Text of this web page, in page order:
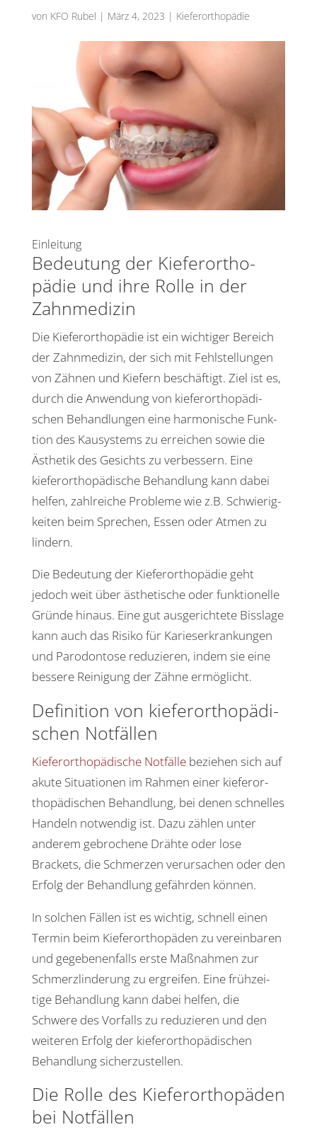
von KFO Rubel | März 4, 2023 | Kieferorthopädie
Einlei­tung
Bedeu­tung der Kiefer­or­tho­
pädie und ihre Rolle in der
Zahnmedizin
Die Kiefer­or­tho­pädie ist ein wich­tiger Bereich
der Zahn­me­dizin, der sich mit Fehl­stel­lungen
von Zähnen und Kiefern beschäf­tigt. Ziel ist es,
durch die Anwen­dung von kiefer­or­tho­pä­di­
schen Behand­lungen eine harmo­ni­sche Funk­
tion des Kausys­tems zu errei­chen sowie die
Ästhetik des Gesichts zu verbes­sern. Eine
kiefer­or­tho­pä­di­sche Behand­lung kann dabei
helfen, zahl­reiche Probleme wie z.B. Schwie­rig­
keiten beim Spre­chen, Essen oder Atmen zu
lindern.
Die Bedeu­tung der Kiefer­or­tho­pädie geht
jedoch weit über ästhe­ti­sche oder funk­tio­nelle
Gründe hinaus. Eine gut ausge­rich­tete Biss­lage
kann auch das Risiko für Kari­es­er­kran­kungen
und Parodon­tose redu­zieren, indem sie eine
bessere Reini­gung der Zähne ermöglicht.
Defi­ni­tion von kiefer­or­tho­pä­di­
schen Notfällen
Kiefer­or­tho­pä­di­sche Notfällebeziehen sich auf
akute Situa­tionen im Rahmen einer kiefer­or­
tho­pä­di­schen Behand­lung, bei denen schnelles
Handeln notwendig ist. Dazu zählen unter
anderem gebro­chene Drähte oder lose
Brackets, die Schmerzen verur­sa­chen oder den
Erfolg der Behand­lung gefährden können.
In solchen Fällen ist es wichtig, schnell einen
Termin beim Kiefer­or­tho­päden zu verein­baren
und gege­be­nen­falls erste Maßnahmen zur
Schmerz­lin­de­rung zu ergreifen. Eine früh­zei­
tige Behand­lung kann dabei helfen, die
Schwere des Vorfalls zu redu­zieren und den
weiteren Erfolg der kiefer­or­tho­pä­di­schen
Behand­lung sicherzustellen.
Die Rolle des Kiefer­or­tho­päden
bei Notfällen